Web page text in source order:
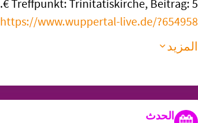
Treffpunkt: Trinitatiskirche, Beitrag: 5 €.
https://www.wuppertal-live.de/?654958
المزيد
الحدث